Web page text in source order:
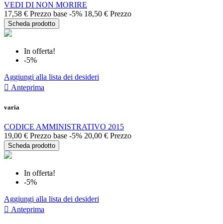
VEDI DI NON MORIRE
17,58 € Prezzo base -5% 18,50 € Prezzo
Scheda prodotto
In offerta!
-5%
Aggiungi alla lista dei desideri
 Anteprima
varia
CODICE AMMINISTRATIVO 2015
19,00 € Prezzo base -5% 20,00 € Prezzo
Scheda prodotto
In offerta!
-5%
Aggiungi alla lista dei desideri
 Anteprima